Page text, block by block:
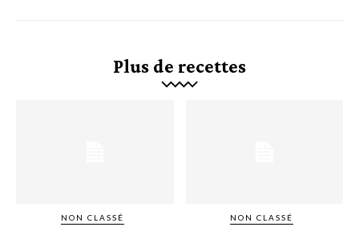
Plus de recettes
NON CLASSÉ NON CLASSÉ